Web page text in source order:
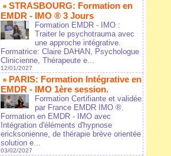
STRASBOURG: Formation en
EMDR - IMO ® 3 Jours
Formation EMDR - IMO :
Traiter le psychotrauma avec
une approche intégrative.
Formatrice: Claire DAHAN, Psychologue
Clinicienne, Thérapeute e...
12/01/2027
PARIS: Formation Intégrative en
EMDR - IMO 1ère session.
Formation Certifiante et validée
par France EMDR IMO ®.
Formation en EMDR - IMO avec
Intégration d'éléments d'hypnose
ericksonienne, de thérapie brève orientée
solution e...
03/02/2027